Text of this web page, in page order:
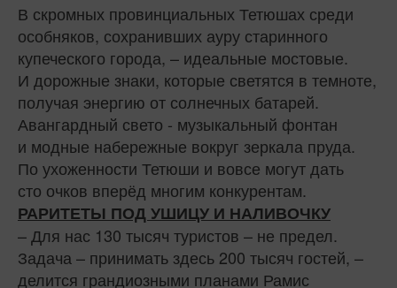
В скромных провинциальных Тетюшах среди
особняков, сохранивших ауру старинного
купеческого города, – идеальные мостовые.
И дорожные знаки, которые светятся в темноте,
получая энергию от солнечных батарей.
Авангардный свето - музыкальный фонтан
и модные набережные вокруг зеркала пруда.
По ухоженности Тетюши и вовсе могут дать
сто очков вперёд многим конкурентам.
РАРИТЕТЫ ПОД УШИЦУ И НАЛИВОЧКУ
– Для нас 130 тысяч туристов – не предел.
Задача – принимать здесь 200 тысяч гостей, –
делится грандиозными планами Рамис